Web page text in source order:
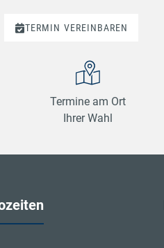
TERMIN VEREINBAREN
Termine am Ort
Ihrer Wahl